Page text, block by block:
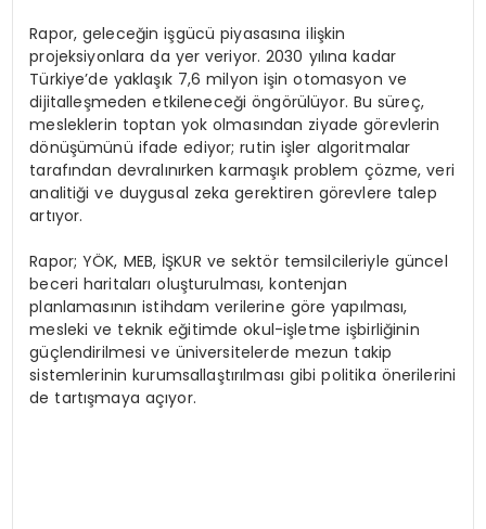
Rapor, geleceğin işgücü piyasasına ilişkin
projeksiyonlara da yer veriyor. 2030 yılına kadar
Türkiye’de yaklaşık 7,6 milyon işin otomasyon ve
dijitalleşmeden etkileneceği öngörülüyor. Bu süreç,
mesleklerin toptan yok olmasından ziyade görevlerin
dönüşümünü ifade ediyor; rutin işler algoritmalar
tarafından devralınırken karmaşık problem çözme, veri
analitiği ve duygusal zeka gerektiren görevlere talep
artıyor.
Rapor; YÖK, MEB, İŞKUR ve sektör temsilcileriyle güncel
beceri haritaları oluşturulması, kontenjan
planlamasının istihdam verilerine göre yapılması,
mesleki ve teknik eğitimde okul-işletme işbirliğinin
güçlendirilmesi ve üniversitelerde mezun takip
sistemlerinin kurumsallaştırılması gibi politika önerilerini
de tartışmaya açıyor.